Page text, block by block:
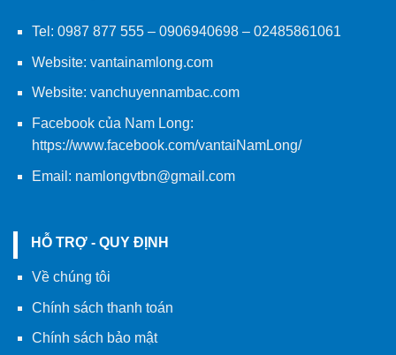
Tel: 0987 877 555– 0906940698– 02485861061
Website: vantainamlong.com
Website: vanchuyennambac.com
Facebook của Nam Long:
https://www.facebook.com/vantaiNamLong/
Email: namlongvtbn@gmail.com
HỖ TRỢ - QUY ĐỊNH
Về chúng tôi
Chính sách thanh toán
Chính sách bảo mật